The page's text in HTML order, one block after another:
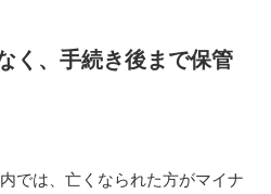
く、手続き後まで保管
では、亡くなられた方がマイナ